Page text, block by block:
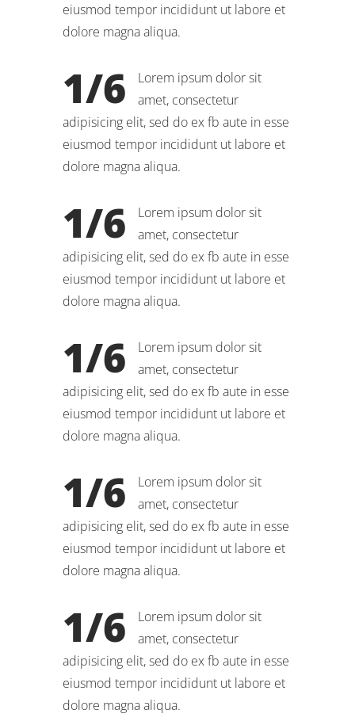
eiusmod tempor incididunt ut labore et
dolore magna aliqua.
1/6
Lorem ipsum dolor sit
amet, consectetur
adipisicing elit, sed do ex fb aute in esse
eiusmod tempor incididunt ut labore et
dolore magna aliqua.
1/6
Lorem ipsum dolor sit
amet, consectetur
adipisicing elit, sed do ex fb aute in esse
eiusmod tempor incididunt ut labore et
dolore magna aliqua.
1/6
Lorem ipsum dolor sit
amet, consectetur
adipisicing elit, sed do ex fb aute in esse
eiusmod tempor incididunt ut labore et
dolore magna aliqua.
1/6
Lorem ipsum dolor sit
amet, consectetur
adipisicing elit, sed do ex fb aute in esse
eiusmod tempor incididunt ut labore et
dolore magna aliqua.
1/6
Lorem ipsum dolor sit
amet, consectetur
adipisicing elit, sed do ex fb aute in esse
eiusmod tempor incididunt ut labore et
dolore magna aliqua.